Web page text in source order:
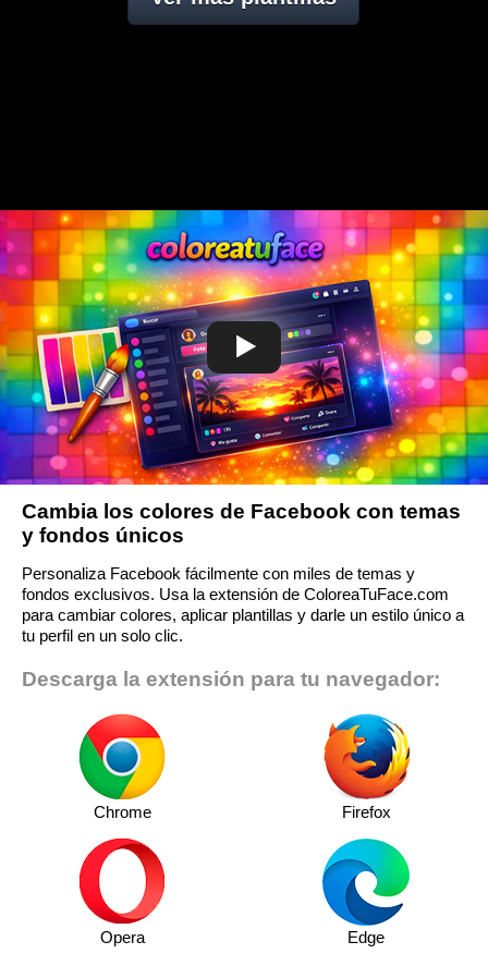
Cambia los colores de Facebook con temas
y fondos únicos
Personaliza Facebook fácilmente con miles de temas y
fondos exclusivos. Usa la extensión de ColoreaTuFace.com
para cambiar colores, aplicar plantillas y darle un estilo único a
tu perfil en un solo clic.
Descarga la extensión para tu navegador:
Chrome Firefox
Opera Edge